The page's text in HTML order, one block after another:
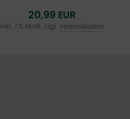
LABORGEPRÜFT
20,99 EUR
inkl. 7 % MwSt. zzgl. Versandkosten